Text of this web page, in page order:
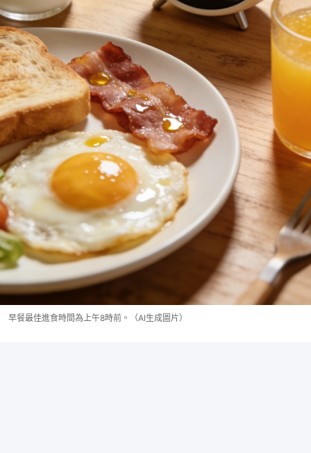
早餐最佳進食時間為上午8時前。（AI生成圖片）